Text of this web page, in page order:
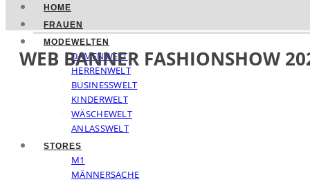
HOME
FRAUEN
MODEWELTEN
DAMENWELT
HERRENWELT
BUSINESSWELT
KINDERWELT
WÄSCHEWELT
ANLASSWELT
STORES
M1
MÄNNERSACHE
WEB BANNER FASHIONSHOW